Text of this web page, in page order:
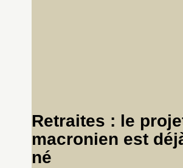
Retraites : le
macronien est
né